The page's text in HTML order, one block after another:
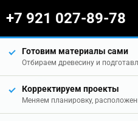
+7 921 027-89-78
Готовим материалы сами
Отбираем древесину и
Корректируем проекты
Меняем планировку,